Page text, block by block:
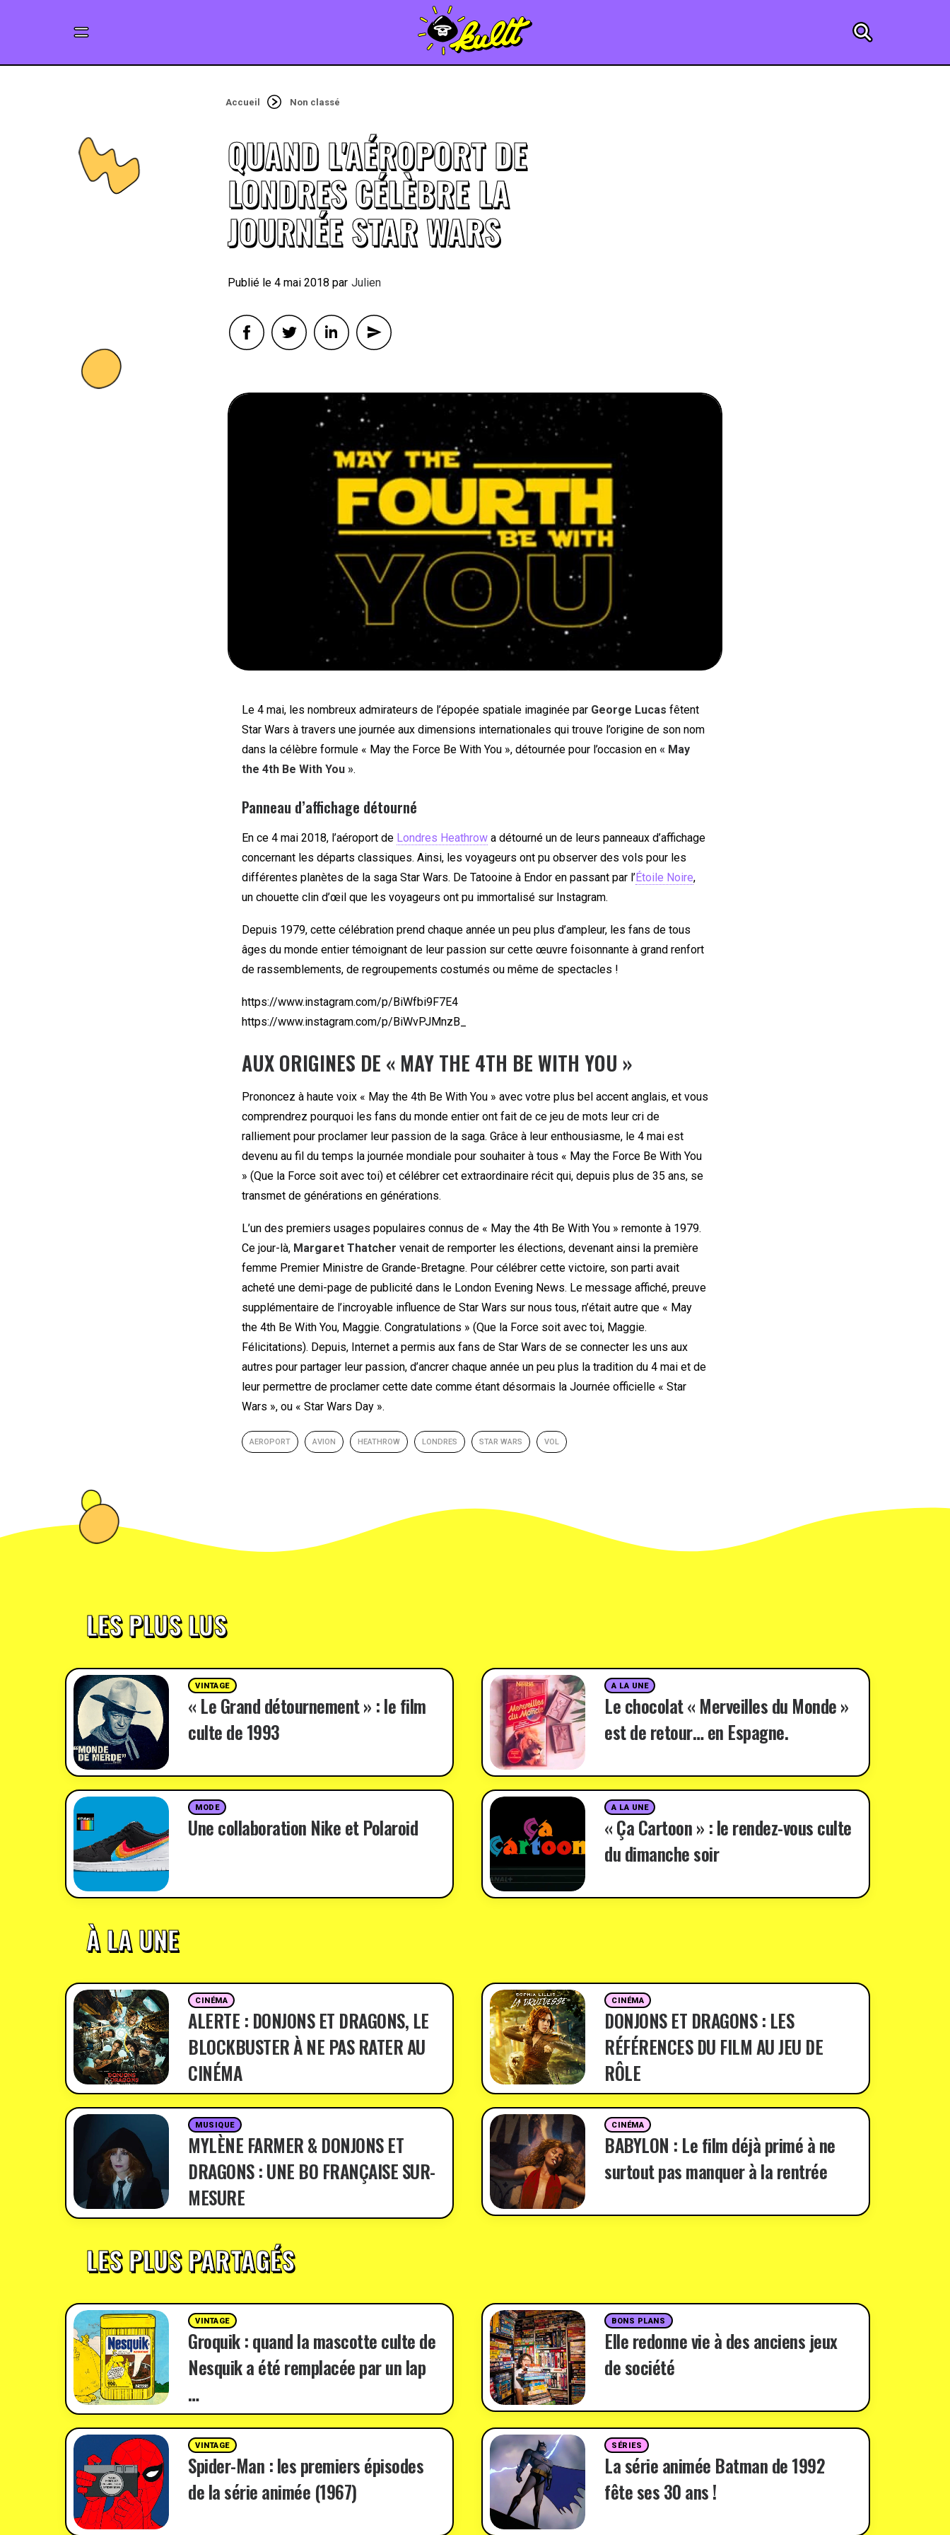
Accueil Non classé
QUAND L'AÉROPORT DE
LONDRES CÉLÈBRE LA
JOURNÉE STAR WARS
4 mai 2018 By Julien
Le 4 mai, les nombreux admirateurs de l’épopée spatiale imaginée par George Lucas fêtent
Star Wars à travers une journée aux dimensions internationales qui trouve l’origine de son nom
dans la célèbre formule « May the Force Be With You », détournée pour l’occasion en « May
the 4th Be With You ».
Panneau d’affichage détourné
En ce 4 mai 2018, l’aéroport de Londres Heathrow a détourné un de leurs panneaux d’affichage
concernant les départs classiques. Ainsi, les voyageurs ont pu observer des vols pour les
différentes planètes de la saga Star Wars. De Tatooine à Endor en passant par l’Étoile Noire,
un chouette clin d’œil que les voyageurs ont pu immortalisé sur Instagram.
Depuis 1979, cette célébration prend chaque année un peu plus d’ampleur, les fans de tous
âges du monde entier témoignant de leur passion sur cette œuvre foisonnante à grand renfort
de rassemblements, de regroupements costumés ou même de spectacles !
https://www.instagram.com/p/BiWfbi9F7E4
https://www.instagram.com/p/BiWvPJMnzB_
AUX ORIGINES DE « MAY THE 4TH BE WITH YOU »
Prononcez à haute voix « May the 4th Be With You » avec votre plus bel accent anglais, et vous
comprendrez pourquoi les fans du monde entier ont fait de ce jeu de mots leur cri de
ralliement pour proclamer leur passion de la saga. Grâce à leur enthousiasme, le 4 mai est
devenu au fil du temps la journée mondiale pour souhaiter à tous « May the Force Be With You
» (Que la Force soit avec toi) et célébrer cet extraordinaire récit qui, depuis plus de 35 ans, se
transmet de générations en générations.
L’un des premiers usages populaires connus de « May the 4th Be With You » remonte à 1979.
Ce jour-là, Margaret Thatcher venait de remporter les élections, devenant ainsi la première
femme Premier Ministre de Grande-Bretagne. Pour célébrer cette victoire, son parti avait
acheté une demi-page de publicité dans le London Evening News. Le message affiché, preuve
supplémentaire de l’incroyable influence de Star Wars sur nous tous, n’était autre que « May
the 4th Be With You, Maggie. Congratulations » (Que la Force soit avec toi, Maggie.
Félicitations). Depuis, Internet a permis aux fans de Star Wars de se connecter les uns aux
autres pour partager leur passion, d’ancrer chaque année un peu plus la tradition du 4 mai et de
leur permettre de proclamer cette date comme étant désormais la Journée officielle « Star
Wars », ou « Star Wars Day ».
AEROPORT AVION HEATHROW LONDRES STAR WARS VOL
LES PLUS LUS
VINTAGE
« Le Grand détournement » : le film
culte de 1993
A LA UNE
Le chocolat « Merveilles du Monde »
est de retour… en Espagne.
MODE
Une collaboration Nike et Polaroid
A LA UNE
« Ça Cartoon » : le rendez-vous culte
du dimanche soir
À LA UNE
CINÉMA
ALERTE : DONJONS ET DRAGONS, LE
BLOCKBUSTER À NE PAS RATER AU
CINÉMA
CINÉMA
DONJONS ET DRAGONS : LES
RÉFÉRENCES DU FILM AU JEU DE
RÔLE
MUSIQUE
MYLÈNE FARMER & DONJONS ET
DRAGONS : UNE BO FRANÇAISE SUR-
MESURE
CINÉMA
BABYLON : Le film déjà primé à ne
surtout pas manquer à la rentrée
LES PLUS PARTAGÉS
VINTAGE
Groquik : quand la mascotte culte de
Nesquik a été remplacée par un lap
…
BONS PLANS
Elle redonne vie à des anciens jeux
de société
VINTAGE
Spider-Man : les premiers épisodes
de la série animée (1967)
SÉRIES
La série animée Batman de 1992
fête ses 30 ans !